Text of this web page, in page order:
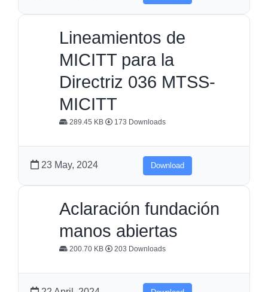
Lineamientos de
MICITT para la
Directriz 036 MTSS-
MICITT
289.45 KB 173 Downloads
23 May, 2024 Download
Aclaración fundación
manos abiertas
200.70 KB 203 Downloads